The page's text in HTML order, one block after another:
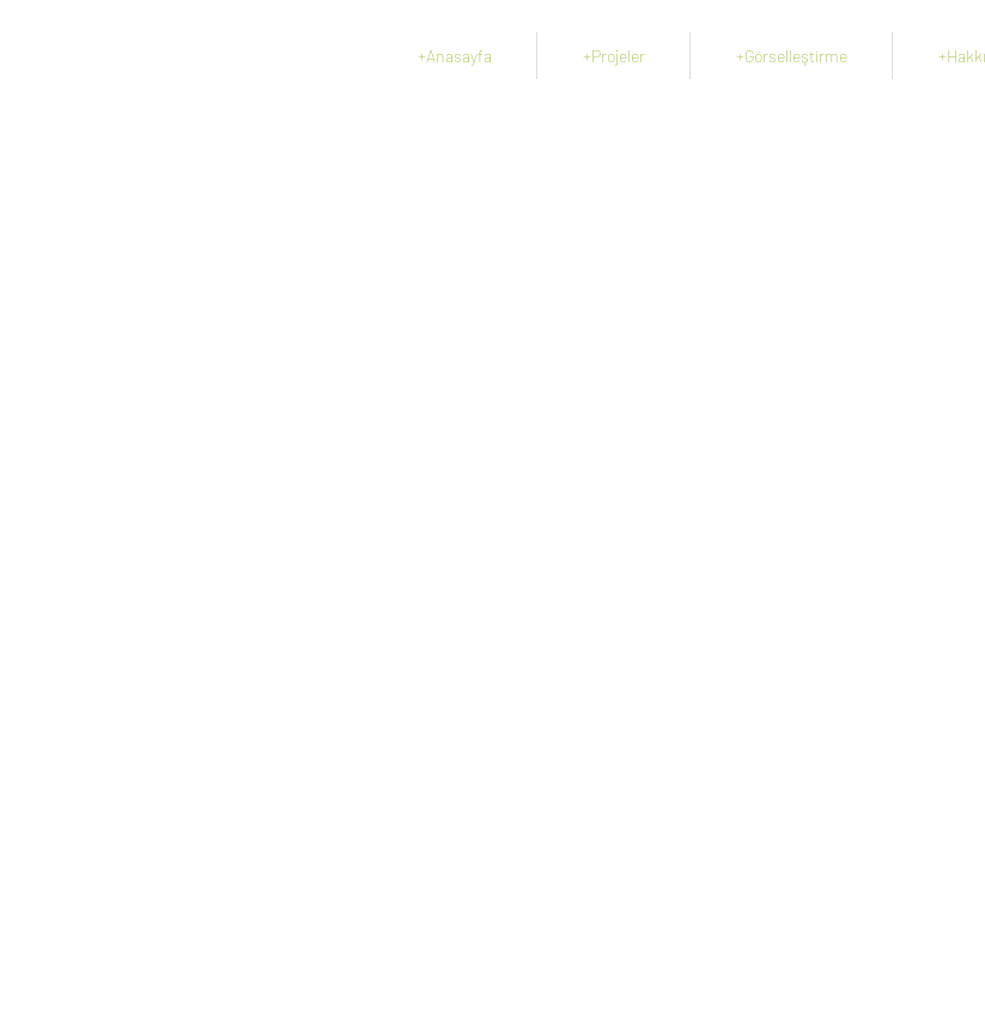
+Anasayfa +Projeler +Görselleştirme